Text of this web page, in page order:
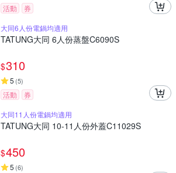
活動
券
大同6人份電鍋均適用
TATUNG大同 6人份蒸盤C6090S
$310
5 (5)
活動
券
大同11人份電鍋均適用
TATUNG大同 10-11人份外蓋C11029S
$450
5 (6)